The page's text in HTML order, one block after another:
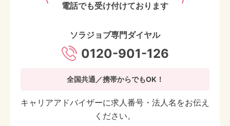
電話でも受け付けております
ソラジョブ専門ダイヤル
0120-901-126
全国共通／携帯からでもOK！
キャリアアドバイザーに求人番号・法人名をお伝え
ください。